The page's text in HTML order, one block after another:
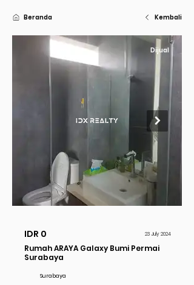
Beranda Kembali
Dijual
IDR 0 23 July 2024
Rumah ARAYA Galaxy Bumi Permai
Surabaya
Surabaya